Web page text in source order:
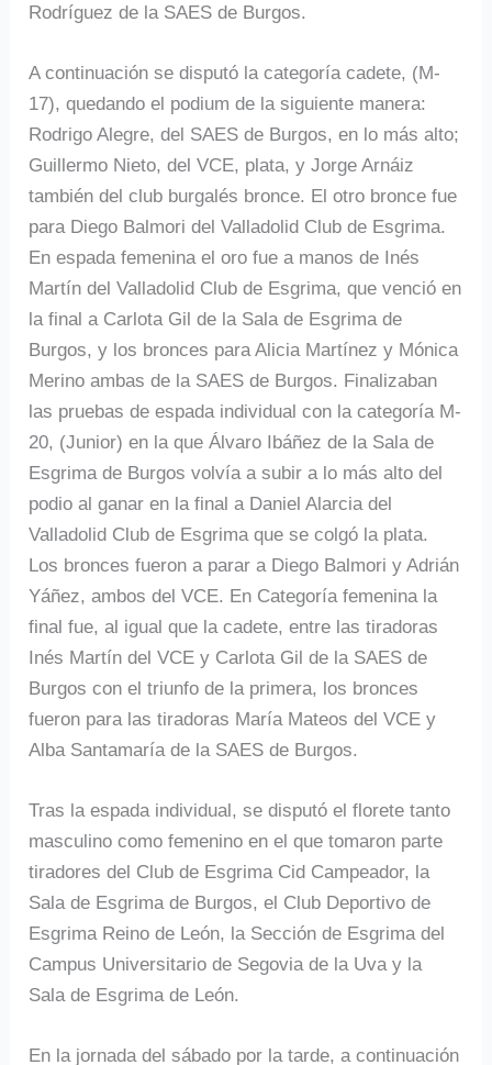
Rodríguez de la SAES de Burgos.
A continuación se disputó la categoría cadete, (M-
17), quedando el podium de la siguiente manera:
Rodrigo Alegre, del SAES de Burgos, en lo más alto;
Guillermo Nieto, del VCE, plata, y Jorge Arnáiz
también del club burgalés bronce. El otro bronce fue
para Diego Balmori del Valladolid Club de Esgrima.
En espada femenina el oro fue a manos de Inés
Martín del Valladolid Club de Esgrima, que venció en
la final a Carlota Gil de la Sala de Esgrima de
Burgos, y los bronces para Alicia Martínez y Mónica
Merino ambas de la SAES de Burgos. Finalizaban
las pruebas de espada individual con la categoría M-
20, (Junior) en la que Álvaro Ibáñez de la Sala de
Esgrima de Burgos volvía a subir a lo más alto del
podio al ganar en la final a Daniel Alarcia del
Valladolid Club de Esgrima que se colgó la plata.
Los bronces fueron a parar a Diego Balmori y Adrián
Yáñez, ambos del VCE. En Categoría femenina la
final fue, al igual que la cadete, entre las tiradoras
Inés Martín del VCE y Carlota Gil de la SAES de
Burgos con el triunfo de la primera, los bronces
fueron para las tiradoras María Mateos del VCE y
Alba Santamaría de la SAES de Burgos.
Tras la espada individual, se disputó el florete tanto
masculino como femenino en el que tomaron parte
tiradores del Club de Esgrima Cid Campeador, la
Sala de Esgrima de Burgos, el Club Deportivo de
Esgrima Reino de León, la Sección de Esgrima del
Campus Universitario de Segovia de la Uva y la
Sala de Esgrima de León.
En la jornada del sábado por la tarde, a continuación